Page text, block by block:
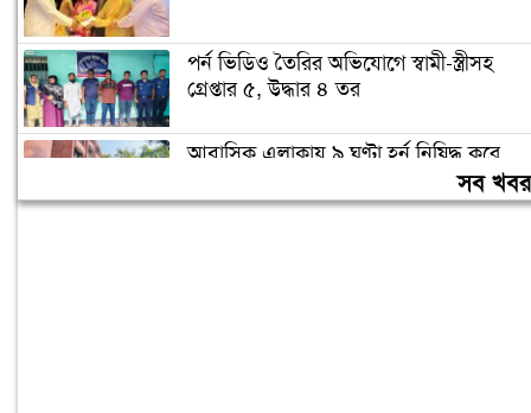
পর্ন ভিডিও তৈরির অভিযোগে স্বামী-স্ত্রীসহ
গ্রেপ্তার ৫, উদ্ধার ৪ তর
আবাসিক এলাকায় ৯ ঘণ্টা হর্ন নিষিদ্ধ করে
সব